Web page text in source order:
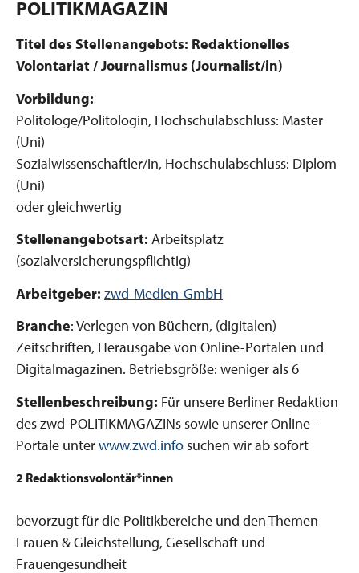
POLITIKMAGAZIN
Titel des Stellenangebots: Redaktionelles
Volontariat / Journalismus (Journalist/in)
Vorbildung:
Politologe/Politologin, Hochschulabschluss: Master
(Uni)
Sozialwissenschaftler/in, Hochschulabschluss: Diplom
(Uni)
oder gleichwertig
Stellenangebotsart: Arbeitsplatz
(sozialversicherungspflichtig)
Arbeitgeber: zwd-Medien-GmbH
Branche: Verlegen von Büchern, (digitalen)
Zeitschriften, Herausgabe von Online-Portalen und
Digitalmagazinen. Betriebsgröße: weniger als 6
Stellenbeschreibung: Für unsere Berliner Redaktion
des zwd-POLITIKMAGAZINs sowie unserer Online-
Portale unterwww.zwd.info suchen wir ab sofort
2 Redaktionsvolontär*innen
bevorzugt für die Politikbereiche und den Themen
Frauen & Gleichstellung, Gesellschaft und
Frauengesundheit